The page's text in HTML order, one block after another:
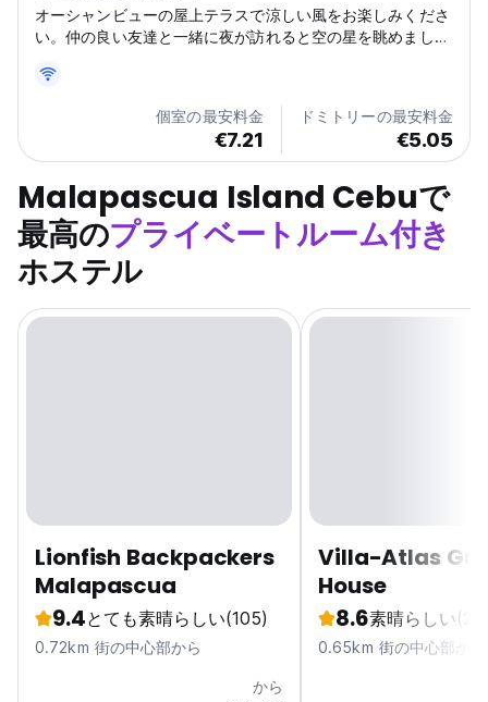
オーシャンビューの屋上テラスで涼しい風をお楽しみくださ
い。仲の良い友達と一緒に夜が訪れると空の星を眺めましょ
個室の最安料金
€7.21
ドミトリーの最安料金
€5.05
Malapascua Island Cebuで
最高のプライベートルーム付き
ホステル
Lionfish Backpackers
Malapascua
9.4とても素晴らしい(105)
0.72km 街の中心部から
から
Villa-Atlas
House
8.6素晴らしい
0.65km 街の中心部から